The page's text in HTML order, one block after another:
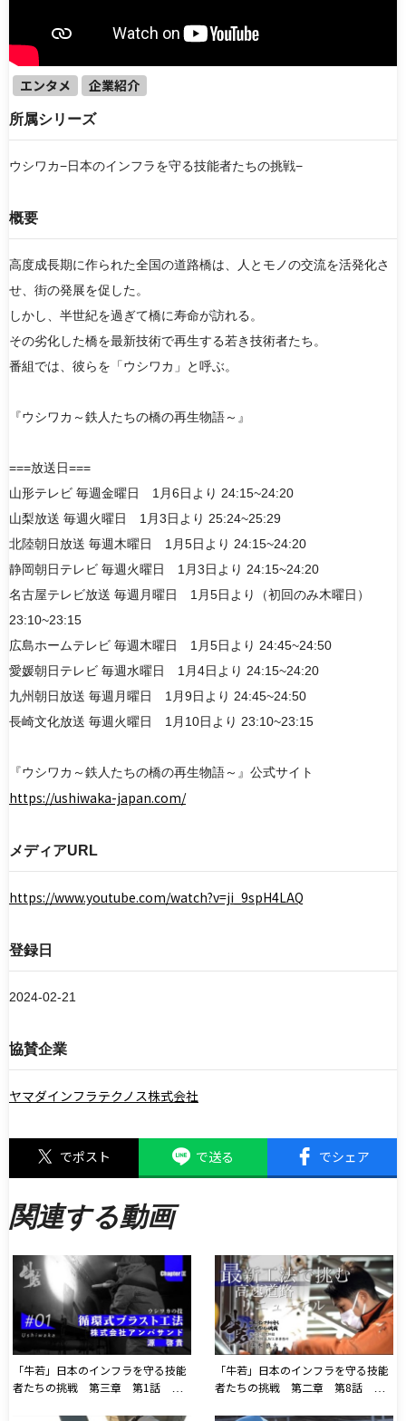
『Weekly Cre-Lan』
TOKYO MX『ももいろインフラーZ』
ウシワカ−日本のインフラを守る技能者たちの挑戦−
並び順
新着動画 人気順
最終更新日
検索
リセット
エンタメ 企業紹介
所属シリーズ
ウシワカ−日本のインフラを守る技能者たちの挑戦−
概要
高度成長期に作られた全国の道路橋は、人とモノの交流を活発化さ
せ、街の発展を促した。
しかし、半世紀を過ぎて橋に寿命が訪れる。
その劣化した橋を最新技術で再生する若き技術者たち。
番組では、彼らを「ウシワカ」と呼ぶ。
『ウシワカ～鉄人たちの橋の再生物語～』
===放送日===
山形テレビ 毎週金曜日 1月6日より 24:15~24:20
山梨放送 毎週火曜日 1月3日より 25:24~25:29
北陸朝日放送 毎週木曜日 1月5日より 24:15~24:20
静岡朝日テレビ 毎週火曜日 1月3日より 24:15~24:20
名古屋テレビ放送 毎週月曜日 1月5日より（初回のみ木曜日）
23:10~23:15
広島ホームテレビ 毎週木曜日 1月5日より 24:45~24:50
愛媛朝日テレビ 毎週水曜日 1月4日より 24:15~24:20
九州朝日放送 毎週月曜日 1月9日より 24:45~24:50
長崎文化放送 毎週火曜日 1月10日より 23:10~23:15
『ウシワカ～鉄人たちの橋の再生物語～』公式サイト
https://ushiwaka-japan.com/
メディアURL
https://www.youtube.com/watch?v=ji_9spH4LAQ
登録日
2024-02-21
協賛企業
ヤマダインフラテクノス株式会社
でポスト で送る でシェア
関連する動画
「牛若」日本のインフラを守る技能
者たちの挑戦 第三章 第1話 株
「牛若」日本のインフラを守る技能
者たちの挑戦 第二章 第8話 株